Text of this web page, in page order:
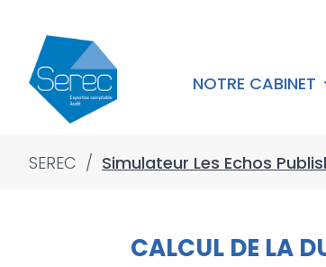
NOTRE CABINET
SEREC / Simulateur Les Echos
CALCUL DE LA